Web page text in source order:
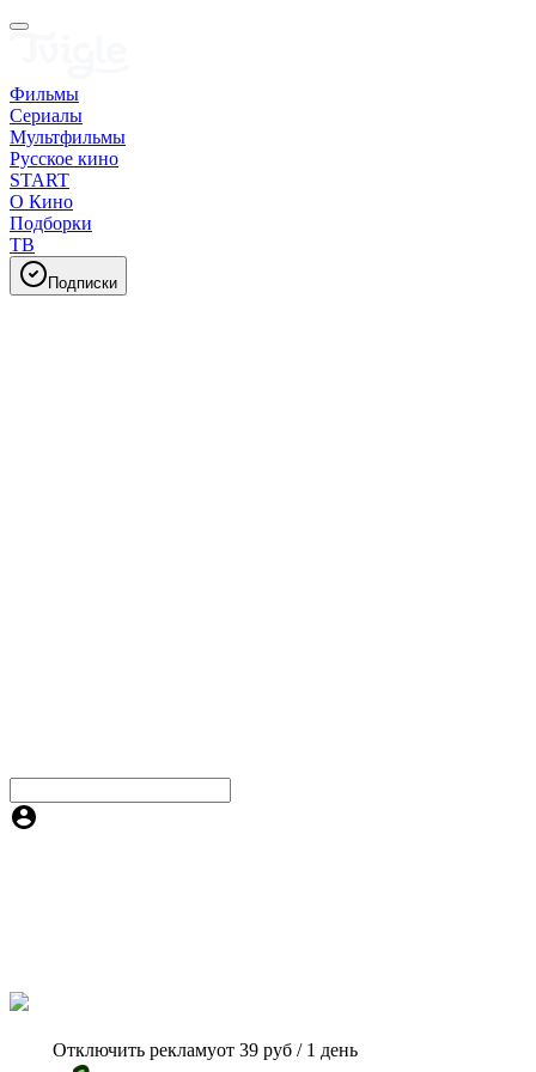
Фильмы
Сериалы
Мультфильмы
Русское кино
START
О Кино
Подборки
ТВ
Подписки
Отключить рекламуот 39 руб / 1 день